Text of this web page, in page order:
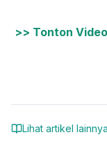
>> Tonton
Lihat artikel lainnya